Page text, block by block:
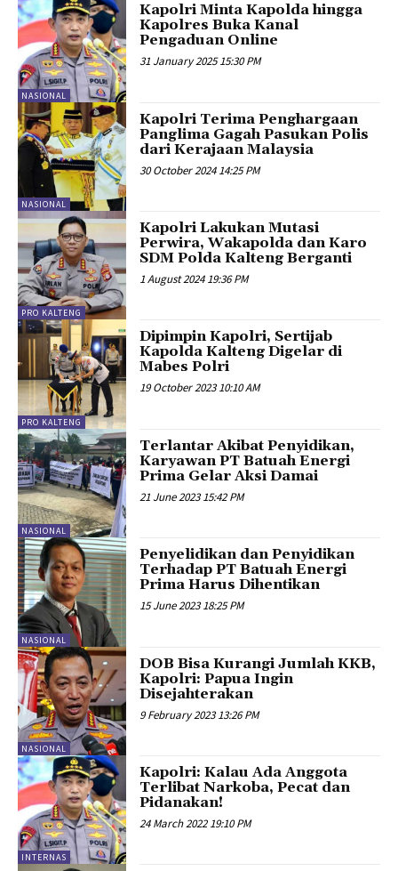
NASIONAL
Kapolri Minta Kapolda hingga
Kapolres Buka Kanal
Pengaduan Online
31 January 2025 15:30 PM
NASIONAL
Kapolri Terima Penghargaan
Panglima Gagah Pasukan Polis
dari Kerajaan Malaysia
30 October 2024 14:25 PM
PRO KALTENG
Kapolri Lakukan Mutasi
Perwira, Wakapolda dan Karo
SDM Polda Kalteng Berganti
1 August 2024 19:36 PM
PRO KALTENG
Dipimpin Kapolri, Sertijab
Kapolda Kalteng Digelar di
Mabes Polri
19 October 2023 10:10 AM
NASIONAL
Terlantar Akibat Penyidikan,
Karyawan PT Batuah Energi
Prima Gelar Aksi Damai
21 June 2023 15:42 PM
NASIONAL
Penyelidikan dan Penyidikan
Terhadap PT Batuah Energi
Prima Harus Dihentikan
15 June 2023 18:25 PM
NASIONAL
DOB Bisa Kurangi Jumlah KKB,
Kapolri: Papua Ingin
Disejahterakan
9 February 2023 13:26 PM
INTERNAS
Kapolri: Kalau Ada Anggota
Terlibat Narkoba, Pecat dan
Pidanakan!
24 March 2022 19:10 PM